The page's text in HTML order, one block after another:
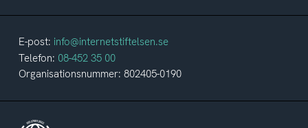
E-post: info@internetstiftelsen.se
Telefon: 08-452 35 00
Organisationsnummer: 802405-0190